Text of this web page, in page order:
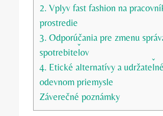
2. Vplyv fast fashion na
prostredie
3. Odporúčania pre zmenu
spotrebiteľov
4. Etické alternatívy a
odevnom priemysle
Záverečné poznámky